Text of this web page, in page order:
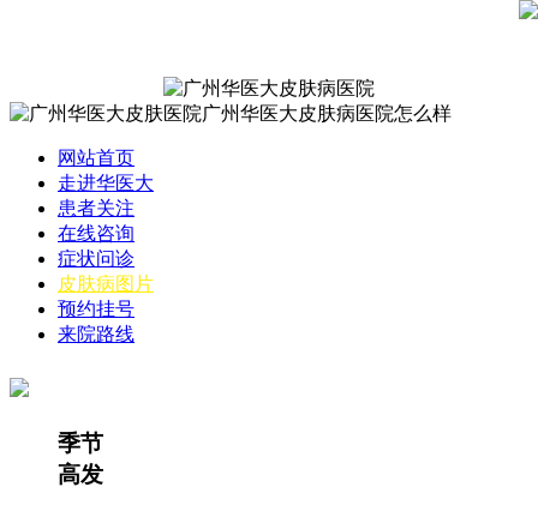
网站首页
走进华医大
患者关注
在线咨询
症状问诊
皮肤病图片
预约挂号
来院路线
季节
高发